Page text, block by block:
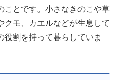
ことです。小さなきのこや草
クモ、カエルなどが生息して
役割を持って暮らしていま